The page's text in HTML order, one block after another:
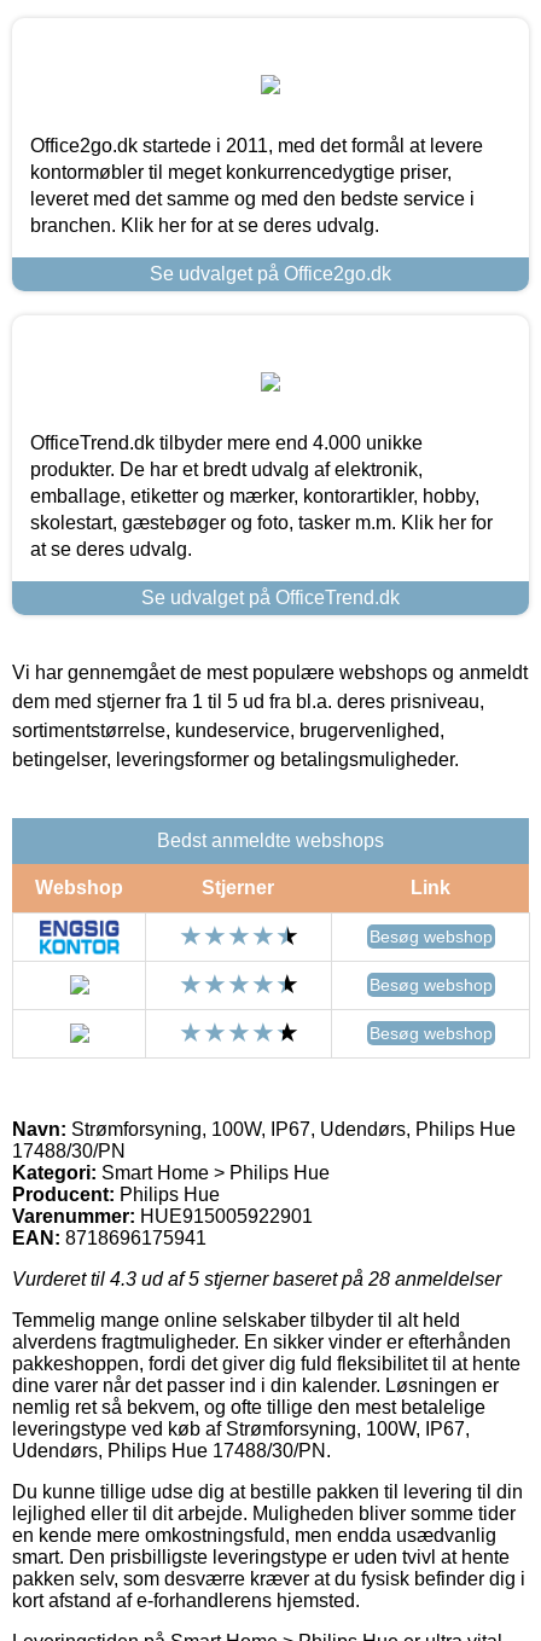
Office2go.dk startede i 2011, med det formål at levere
kontormøbler til meget konkurrencedygtige priser,
leveret med det samme og med den bedste service i
branchen. Klik her for at se deres udvalg.
Se udvalget på Office2go.dk
OfficeTrend.dk tilbyder mere end 4.000 unikke
produkter. De har et bredt udvalg af elektronik,
emballage, etiketter og mærker, kontorartikler, hobby,
skolestart, gæstebøger og foto, tasker m.m. Klik her for
at se deres udvalg.
Se udvalget på OfficeTrend.dk
Vi har gennemgået de mest populære webshops og anmeldt
dem med stjerner fra 1 til 5 ud fra bl.a. deres prisniveau,
sortimentstørrelse, kundeservice, brugervenlighed,
betingelser, leveringsformer og betalingsmuligheder.
Bedst anmeldte webshops
Webshop Stjerner Link
Besøg webshop
Besøg webshop
Besøg webshop
Navn: Strømforsyning, 100W, IP67, Udendørs, Philips Hue
17488/30/PN
Kategori: Smart Home > Philips Hue
Producent: Philips Hue
Varenummer: HUE915005922901
EAN: 8718696175941
Vurderet til 4.3 ud af 5 stjerner baseret på 28 anmeldelser
Temmelig mange online selskaber tilbyder til alt held
alverdens fragtmuligheder. En sikker vinder er efterhånden
pakkeshoppen, fordi det giver dig fuld fleksibilitet til at hente
dine varer når det passer ind i din kalender. Løsningen er
nemlig ret så bekvem, og ofte tillige den mest betalelige
leveringstype ved køb af Strømforsyning, 100W, IP67,
Udendørs, Philips Hue 17488/30/PN.
Du kunne tillige udse dig at bestille pakken til levering til din
lejlighed eller til dit arbejde. Muligheden bliver somme tider
en kende mere omkostningsfuld, men endda usædvanlig
smart. Den prisbilligste leveringstype er uden tvivl at hente
pakken selv, som desværre kræver at du fysisk befinder dig i
kort afstand af e-forhandlerens hjemsted.